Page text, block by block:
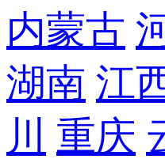
内蒙古
湖南 江
川
重庆